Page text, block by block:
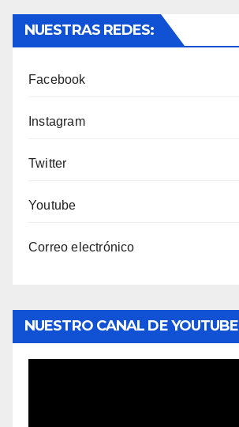
NUESTRAS REDES:
Facebook
Instagram
Twitter
Youtube
Correo electrónico
NUESTRO CANAL DE YOUTUBE